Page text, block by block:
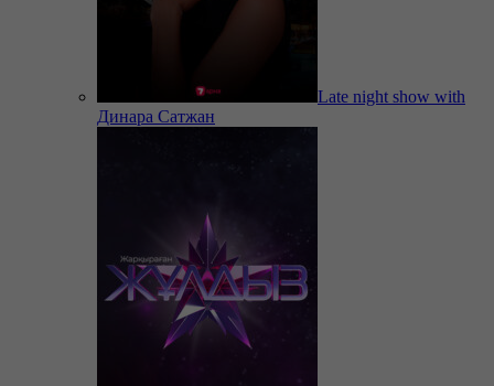
Late night show with
Динара Сатжан